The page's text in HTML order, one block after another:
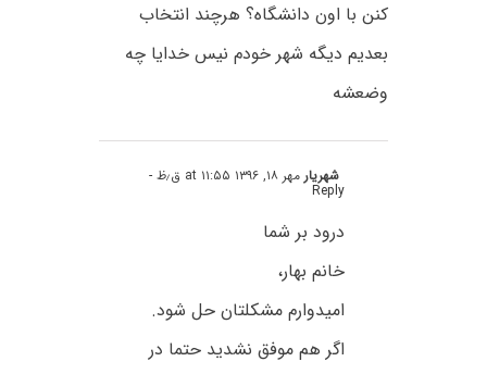
کنن با اون دانشگاه؟ هرچند انتخاب
بعدیم دیگه شهر خودم نیس خدایا چه
وضعشه
شهریارمهر ۱۸, ۱۳۹۶ at ۱۱:۵۵ ق٫ظ -
Reply
درود بر شما
خانم بهار،
امیدوارم مشکلتان حل شود.
اگر هم موفق نشدید حتما در